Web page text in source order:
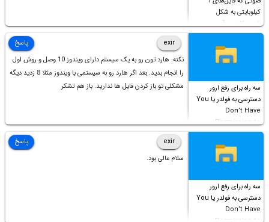
کیلوبایتی به شکل
شورت‌کات در آن موجود
است!
سه راه برای رفع ارور
دسترسی به فولدر یا You
Don’t Have
Permission to
Access this folder
exir
نکته: هارد تون رو به یک سیستم دارای ویندوز 10 وصل و روش اول
را انجام بدید. بعد اگر هارد رو به سیستمی با ویندوز مثلا 8 زدید دیگه
مشکلی تو باز کردن فایل ها ندارید. باز هم تشکر
پاسخ
سه راه برای رفع ارور
دسترسی به فولدر یا You
Don’t Have
exir
سلام عالی بود.
پاسخ